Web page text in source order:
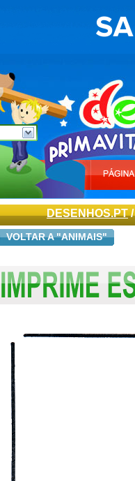
DESENHOS.PT
VOLTAR A "ANIMAIS"